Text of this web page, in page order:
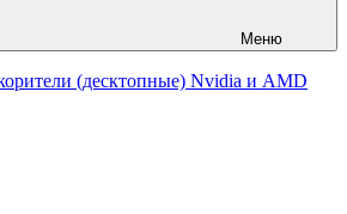
Меню
(десктопные) Nvidia и AMD